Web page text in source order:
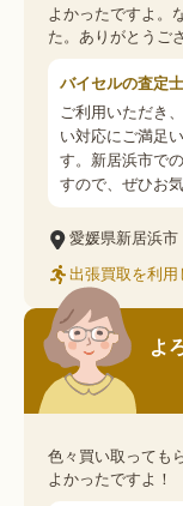
よかったですよ。
た。ありがとうご
バイセルの査定
ご利用いただき
い対応にご満足
す。新居浜市で
すので、ぜひお
愛媛県新居浜市
出張買取を利用
よ
色々買い取っても
よかったですよ！